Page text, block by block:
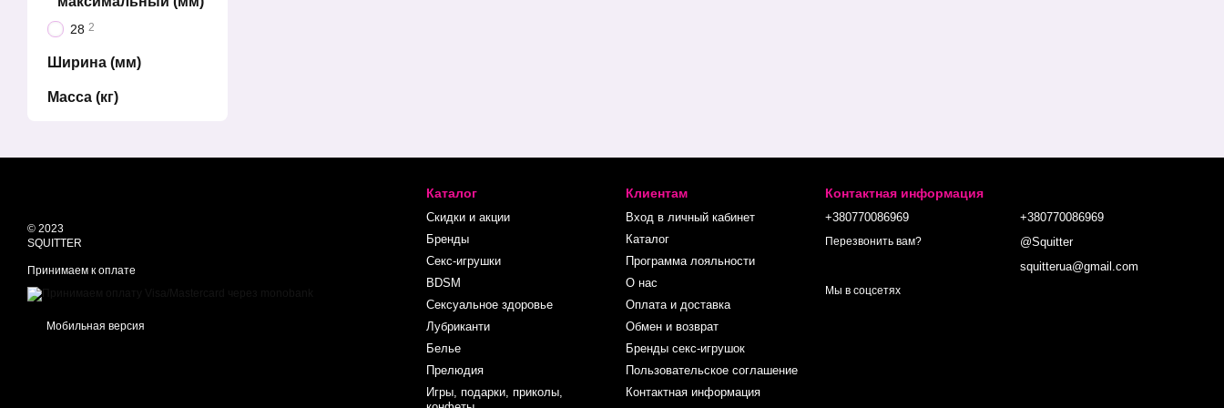
28 2
Ширина (мм)
Масса (кг)
© 2023
SQUITTER
Принимаем к оплате
Мобильная версия
Каталог
Скидки и акции
Бренды
Секс-игрушки
BDSM
Сексуальное здоровье
Лубриканти
Белье
Прелюдия
Игры, подарки, приколы,
Клиентам
Вход в личный кабинет
Каталог
Программа лояльности
О нас
Оплата и доставка
Обмен и возврат
Бренды секс-игрушок
Пользовательское соглашение
Контактная информация
Контактная информация
+380770086969
Перезвонить вам?
+380770086969
@Squitter
squitterua@gmail.com
Мы в соцсетях